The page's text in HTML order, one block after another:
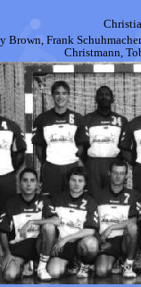
Brown, Frank
Christmann,